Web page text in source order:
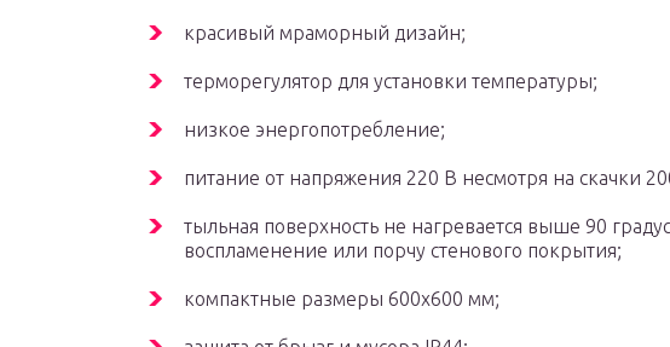
красивый мраморный дизайн;
терморегулятор для установки температуры;
низкое энергопотребление;
питание от напряжения 220 В несмотря на скачки
тыльная поверхность не нагревается выше 90
воспламенение или порчу стенового покрытия;
компактные размеры 600х600 мм;